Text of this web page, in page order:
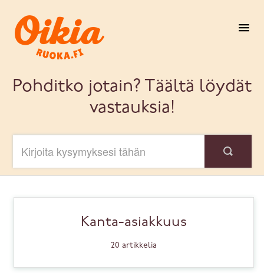
Ohjesivun alkuun
Takaisin verkkokauppaan
Säilyvyys ja valmistus
Toimitus
Pakkaukset
Pohditko jotain? Täältä löydät
vastauksia!
Kanta-asiakkuus
20 artikkelia